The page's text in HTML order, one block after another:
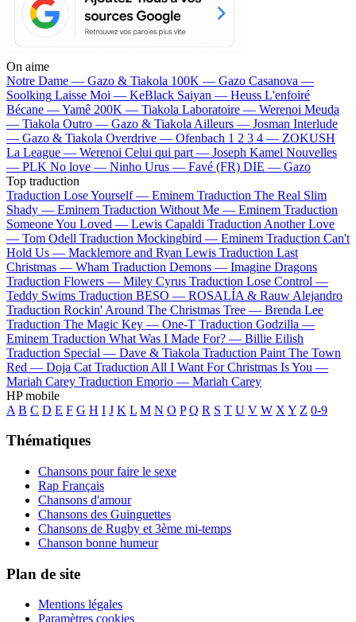
On aime
Notre Dame — Gazo & Tiakola 100K — Gazo Casanova —
Soolking Laisse Moi — KeBlack Saiyan — Heuss L'enfoiré
Bécane —Yamê 200K — Tiakola Laboratoire — Werenoi Meuda
— Tiakola Outro — Gazo & Tiakola Ailleurs — Josman Interlude
— Gazo & Tiakola Overdrive — Ofenbach 1 2 3 4 — ZOKUSH
La League — Werenoi Celui qui part — Joseph Kamel Nouvelles
— PLK No love — Ninho Urus — Favé (FR) DIE — Gazo
Top traduction
Traduction Lose Yourself — Eminem Traduction The Real Slim
Shady — Eminem Traduction Without Me — Eminem Traduction
Someone You Loved — Lewis Capaldi Traduction Another Love
— Tom Odell Traduction Mockingbird — Eminem Traduction Can't
Hold Us — Macklemore and Ryan Lewis Traduction Last
Christmas — Wham Traduction Demons — Imagine Dragons
Traduction Flowers — Miley Cyrus Traduction Lose Control —
Teddy Swims Traduction BESO — ROSALÍA & Rauw Alejandro
Traduction Rockin' Around The Christmas Tree — Brenda Lee
Traduction The Magic Key — One-T Traduction Godzilla —
Eminem Traduction What Was I Made For? — Billie Eilish
Traduction Special — Dave & Tiakola Traduction Paint The Town
Red — Doja Cat Traduction All I Want For Christmas Is You —
Mariah Carey Traduction Emorio — Mariah Carey
HP mobile
A B C D E F G H I J K L M N O P Q R S T U V W X Y Z 0-9
Thématiques
Chansons pour faire le sexe
Rap Français
Chansons d'amour
Chansons des Guinguettes
Chansons de Rugby et 3ème mi-temps
Chanson bonne humeur
Plan de site
Mentions légales
Paramètres cookies